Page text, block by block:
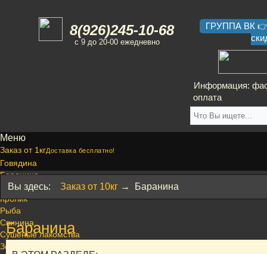
8(926)245-10-68
с 9 до 20-00 ежедневно
ГРУППА ВК
Информация:
оплата
Меню
Заказ от 1кгДоставка бесплатно!
Говядина
Баранина
Птица
Кролик
Рыба
Свинина
Сушеные лакомства
Зоогурман
Вы здесь: Заказ от 10кг → Баранина
Баранина